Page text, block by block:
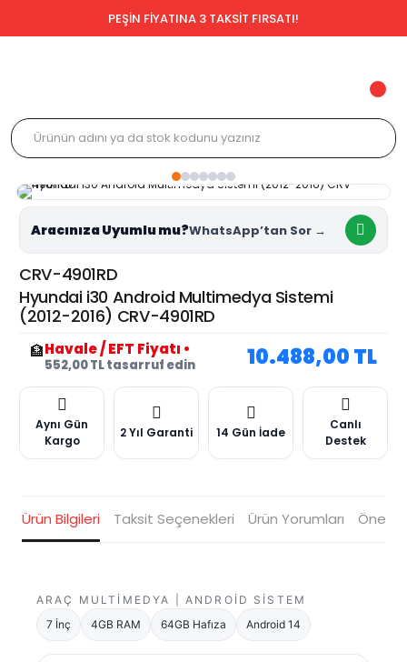
PEŞİN FİYATINA 3 TAKSİT FIRSATI!
Aracınıza Uyumlu mu?
CRV-4901RD
Hyundai i30 Android Multimedya Sistemi
(2012-2016) CRV-4901RD
🏦Havale / EFT Fiyatı •
552,00 TL tasarruf edin 10.488,00 TL
Aynı Gün
Kargo
2 Yıl Garanti 14 Gün İade
Canlı
Destek
Ürün Bilgileri Taksit Seçenekleri Ürün Yorumları
ARAÇ MULTIMEDYA | ANDROID SISTEM
7 İnç
4GB RAM 64GB Hafıza Android 14